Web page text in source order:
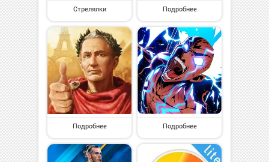
Стрелялки Подробнее
Подробнее Подробнее